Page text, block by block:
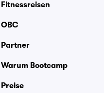
Fitnessreisen
OBC
Partner
Warum Bootcamp
Preise